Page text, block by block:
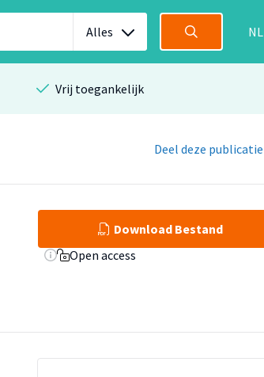
Alles NL
Vrij toegankelijk
Deel deze publicatie
Download Bestand
Open access